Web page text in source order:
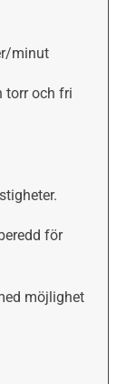
minut
torr och fri
för
möjlighet